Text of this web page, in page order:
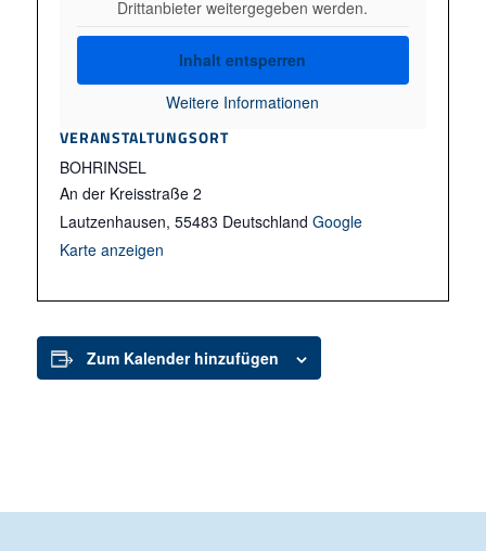
VERANSTALTUNGSORT
BOHRINSEL
An der Kreisstraße 2
Lautzenhausen, 55483 Deutschland Google
Karte anzeigen
Drittanbieter weitergegeben werden.
Inhalt entsperren
Weitere Informationen
Zum Kalender hinzufügen